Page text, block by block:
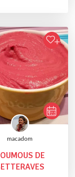
macadom
DE